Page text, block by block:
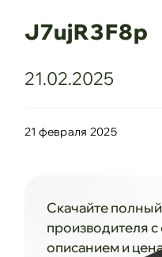
J7ujR3F8p
21.02.2025
21 февраля 2025
Скачайте полный
производителя
описанием и